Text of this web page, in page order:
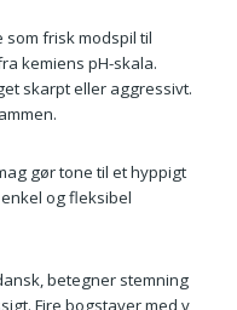
som frisk modspil til
kemiens pH-skala.
skarpt eller aggressivt.
gør tone til et hyppigt
og fleksibel
betegner stemning